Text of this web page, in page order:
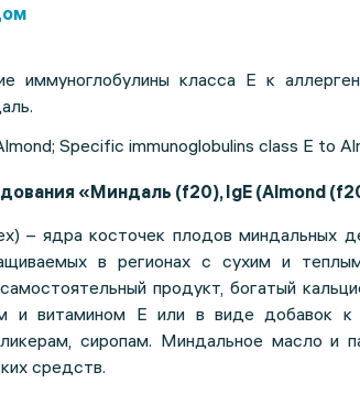
иммуноглобулины класса Е к
Specific immunoglobulins class E to
«Миндаль (f20), IgE (Almond
– ядра косточек плодов миндальных
в регионах с сухим и
продукт, богатый
и витамином Е или в виде добавок
сиропам. Миндальное масло и
средств.